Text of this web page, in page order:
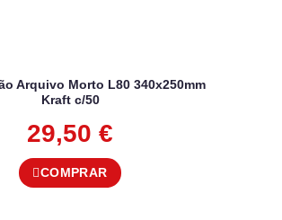
Arquivo Morto L80 340x250mm
Kraft c/50
29,50 €
COMPRAR